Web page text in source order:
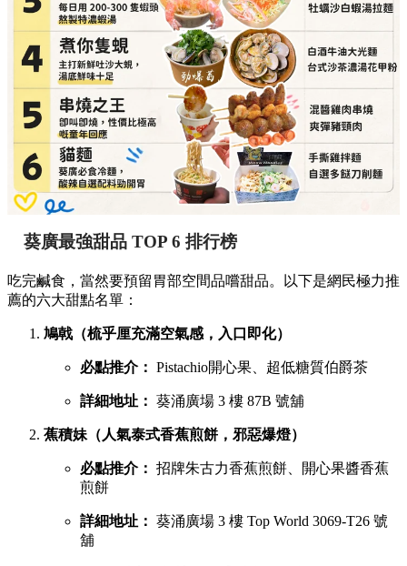
葵廣最強甜品 TOP 6 排行榜
吃完鹹食，當然要預留胃部空間品嚐甜品。以下是網民極力推
薦的六大甜點名單：
鳩戟（梳乎厘充滿空氣感，入口即化）
必點推介： Pistachio開心果、超低糖質伯爵茶
詳細地址： 葵涌廣場 3 樓 87B 號舖
蕉積妹（人氣泰式香蕉煎餅，邪惡爆燈）
必點推介： 招牌朱古力香蕉煎餅、開心果醬香蕉
煎餅
詳細地址： 葵涌廣場 3 樓 Top World 3069-T26 號
舖